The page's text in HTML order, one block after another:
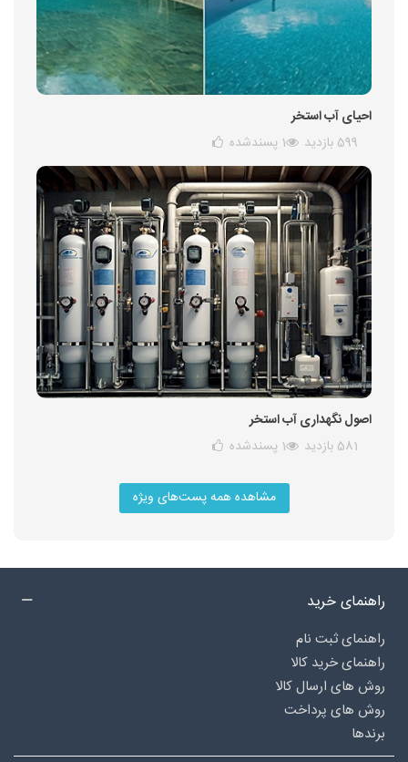
احیای آب استخر
599 بازدید
1 پسندشده
اصول نگهداری آب استخر
581 بازدید
1 پسندشده
مشاهده همه پست‌های ویژه
راهنمای خرید
راهنمای ثبت نام
راهنمای خرید کالا
روش های ارسال کالا
روش های پرداخت
برندها